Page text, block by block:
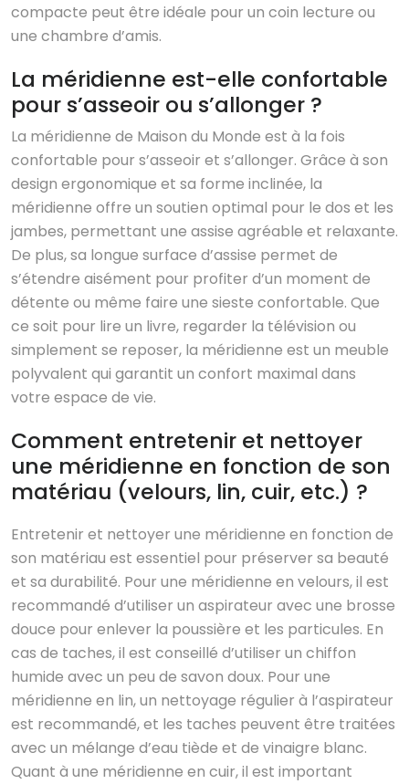
compacte peut être idéale pour un coin lecture ou
une chambre d’amis.
La méridienne est-elle confortable
pour s’asseoir ou s’allonger ?
La méridienne de Maison du Monde est à la fois
confortable pour s’asseoir et s’allonger. Grâce à son
design ergonomique et sa forme inclinée, la
méridienne offre un soutien optimal pour le dos et les
jambes, permettant une assise agréable et relaxante.
De plus, sa longue surface d’assise permet de
s’étendre aisément pour profiter d’un moment de
détente ou même faire une sieste confortable. Que
ce soit pour lire un livre, regarder la télévision ou
simplement se reposer, la méridienne est un meuble
polyvalent qui garantit un confort maximal dans
votre espace de vie.
Comment entretenir et nettoyer
une méridienne en fonction de son
matériau (velours, lin, cuir, etc.) ?
Entretenir et nettoyer une méridienne en fonction de
son matériau est essentiel pour préserver sa beauté
et sa durabilité. Pour une méridienne en velours, il est
recommandé d’utiliser un aspirateur avec une brosse
douce pour enlever la poussière et les particules. En
cas de taches, il est conseillé d’utiliser un chiffon
humide avec un peu de savon doux. Pour une
méridienne en lin, un nettoyage régulier à l’aspirateur
est recommandé, et les taches peuvent être traitées
avec un mélange d’eau tiède et de vinaigre blanc.
Quant à une méridienne en cuir, il est important